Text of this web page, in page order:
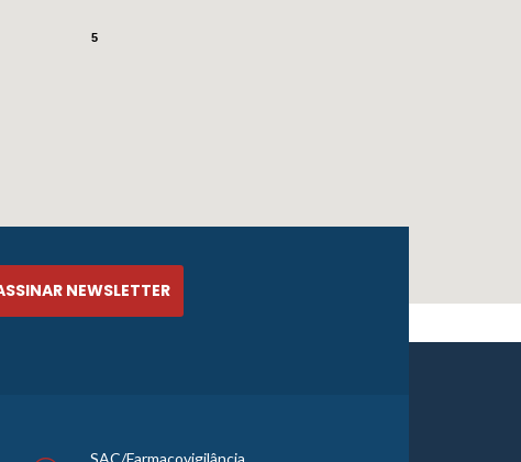
5
SAC/Farmacovigilância